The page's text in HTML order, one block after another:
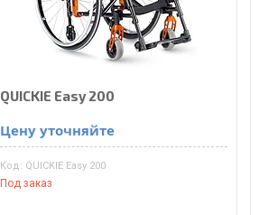
QUICKIE Easy 200
Цену уточняйте
QUICKIE Easy 200
Под заказ